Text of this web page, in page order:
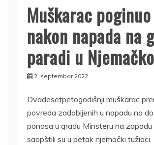
Muškarac poginuo
nakon napada na
paradi u
2. septembar 2022.
Dvadesetpetogodišnji muškarac
povreda zadobijenih u napadu na
ponosa u gradu Minsteru na zapadu
saopštili su u petak njemački tužioci.